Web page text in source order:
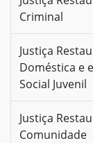
Criminal
Justiça
Doméstica e
Social Juvenil
Justiça
Comunidade